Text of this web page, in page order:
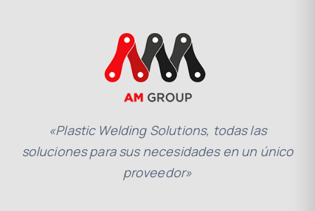
«Plastic Welding Solutions, todas las
soluciones para sus necesidades en un único
proveedor»